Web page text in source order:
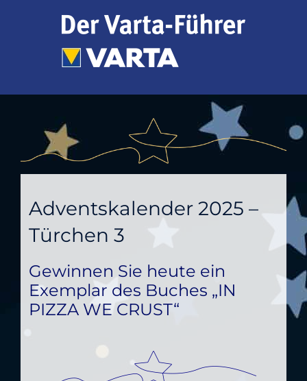
Adventskalender 2025 –
Türchen 3
Gewinnen Sie heute ein
Exemplar des Buches „IN
PIZZA WE CRUST“